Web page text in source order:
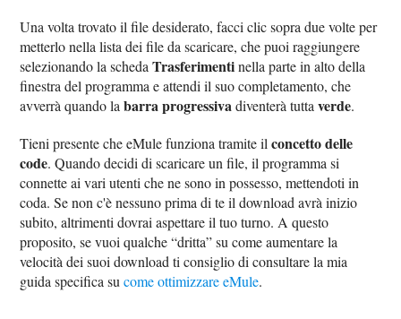
Una volta trovato il file desiderato, facci clic sopra due volte per
metterlo nella lista dei file da scaricare, che puoi raggiungere
selezionando la schedaTrasferimentinella parte in alto della
finestra del programma e attendi il suo completamento, che
avverrà quando labarra progressivadiventerà tuttaverde.
Tieni presente che eMule funziona tramite ilconcetto delle
code. Quando decidi di scaricare un file, il programma si
connette ai vari utenti che ne sono in possesso, mettendoti in
coda. Se non c'è nessuno prima di te il download avrà inizio
subito, altrimenti dovrai aspettare il tuo turno. A questo
proposito, se vuoi qualche “dritta” su come aumentare la
velocità dei suoi download ti consiglio di consultare la mia
guida specifica sucome ottimizzare eMule.